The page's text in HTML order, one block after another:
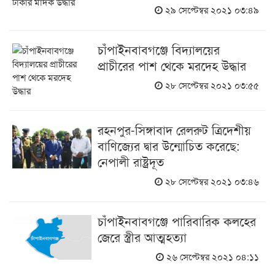
২৯ সেপ্টেম্বর ২০২১ ০৩:৪৯
চাঁপাইনবাবগঞ্জে বিদ্যালয়ের
প্রাচীরের পাশ থেকে মরদেহ উদ্ধার
২৮ সেপ্টেম্বর ২০২১ ০৩:৫৫
রহনপুর-সিঙ্গাবাদ রেলরুট ত্রিদেশীয়
বাণিজ্যের দ্বার উন্মোচিত করেছে:
নেপালী রাষ্ট্রদূত
২৮ সেপ্টেম্বর ২০২১ ০৩:৪৬
চাঁপাইনবাবগঞ্জে পারিবারিক কলহের
জেরে স্ত্রীর আত্মহত্যা
২৬ সেপ্টেম্বর ২০২১ ০৪:১১